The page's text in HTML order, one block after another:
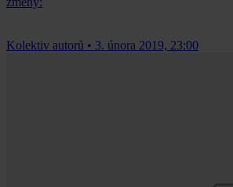
Kolektiv autorů • 3. února 2019, 23:00